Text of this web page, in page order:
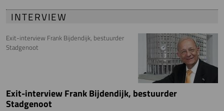
INTERVIEW
Exit-interview Frank Bijdendijk, bestuurder
Stadgenoot
Exit-interview Frank Bijdendijk, bestuurder
Stadgenoot